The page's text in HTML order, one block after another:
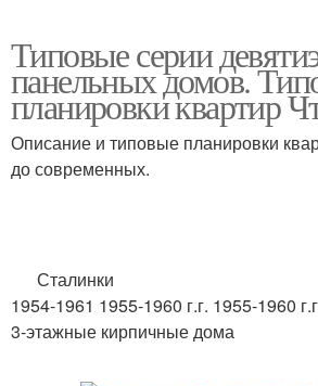
Типовые серии
панельных домов.
планировки квартир
Описание и типовые планировки
до современных.
Сталинки
1954-1961 1955-1960 г.г. 1955-1960
3-этажные кирпичные дома